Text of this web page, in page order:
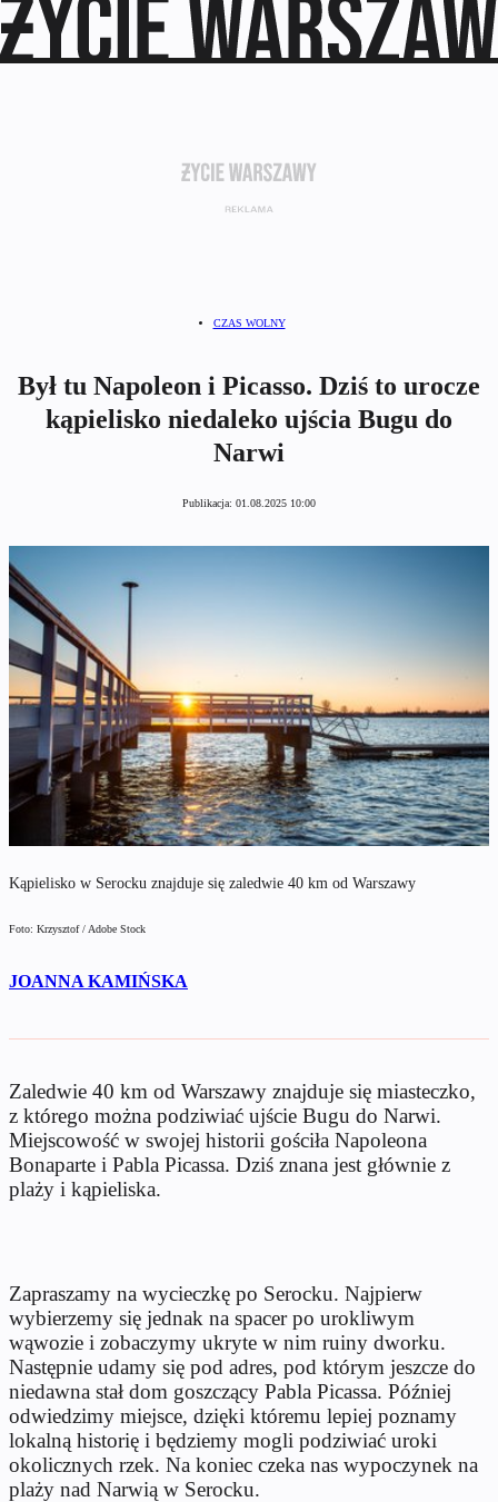
CZAS WOLNY
Był tu Napoleon i Picasso. Dziś to urocze
kąpielisko niedaleko ujścia Bugu do
Narwi
Publikacja: 01.08.2025 10:00
Kąpielisko w Serocku znajduje się zaledwie 40 km od Warszawy
Foto: Krzysztof / Adobe Stock
JOANNA KAMIŃSKA
Zaledwie 40 km od Warszawy znajduje się miasteczko,
z którego można podziwiać ujście Bugu do Narwi.
Miejscowość w swojej historii gościła Napoleona
Bonaparte i Pabla Picassa. Dziś znana jest głównie z
plaży i kąpieliska.
Zapraszamy na wycieczkę po Serocku. Najpierw
wybierzemy się jednak na spacer po urokliwym
wąwozie i zobaczymy ukryte w nim ruiny dworku.
Następnie udamy się pod adres, pod którym jeszcze do
niedawna stał dom goszczący Pabla Picassa. Później
odwiedzimy miejsce, dzięki któremu lepiej poznamy
lokalną historię i będziemy mogli podziwiać uroki
okolicznych rzek. Na koniec czeka nas wypoczynek na
plaży nad Narwią w Serocku.